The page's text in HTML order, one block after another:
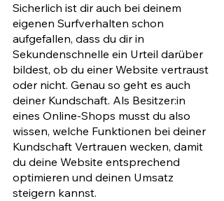
Sicherlich ist dir auch bei deinem
eigenen Surfverhalten schon
aufgefallen, dass du dir in
Sekundenschnelle ein Urteil darüber
bildest, ob du einer Website vertraust
oder nicht. Genau so geht es auch
deiner Kundschaft. Als Besitzer:in
eines Online-Shops musst du also
wissen, welche Funktionen bei deiner
Kundschaft Vertrauen wecken, damit
du deine Website entsprechend
optimieren und deinen Umsatz
steigern kannst.